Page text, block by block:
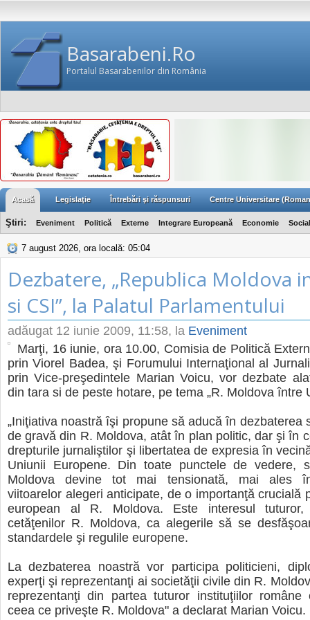
Basarabeni.Ro
Portalul Basarabenilor din România
Acasă Legislaţie Întrebări şi răspunsuri Centre Universitare
Ştiri: Eveniment Politică Externe Integrare Europeană Economie Social
7 august 2026, ora locală: 05:04
Dezbatere, „Republica Moldova
si CSI”, la Palatul Parlamentului
adăugat 12 iunie 2009, 11:58, la Eveniment
Marţi, 16 iunie, ora 10.00, Comisia de Politică
prin Viorel Badea, şi Forumului Internaţional al
prin Vice-preşedintele Marian Voicu, vor dezbate
din tara si de peste hotare, pe tema „R. Moldova între
„Iniţiativa noastră îşi propune să aducă în dezbaterea
de gravă din R. Moldova, atât în plan politic, dar şi în
drepturile jurnaliştilor şi libertatea de expresia în
Uniunii Europene. Din toate punctele de vedere,
Moldova devine tot mai tensionată, mai ales
viitoarelor alegeri anticipate, de o importanţă crucială
european al R. Moldova. Este interesul
cetăţenilor R. Moldova, ca alegerile să se
standardele şi regulile europene.
La dezbaterea noastră vor participa politicieni,
experţi şi reprezentanţi ai societăţii civile din R.
reprezentanţi din partea tuturor instituţiilor
ceea ce priveşte R. Moldova" a declarat Marian Voicu.